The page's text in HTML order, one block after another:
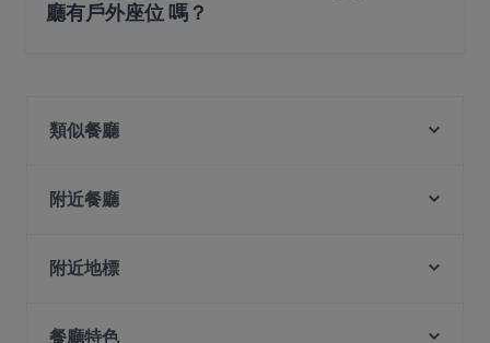
廳有戶外座位 嗎？
類似餐廳
Navarisi Restaurant
INDO THAI Bar & Restaurant
Lagnaa...barefoot dining
附近餐廳
Alankar @ Norris Rd
附近地標
South Beach Avenue, 新加坡
餐廳特色